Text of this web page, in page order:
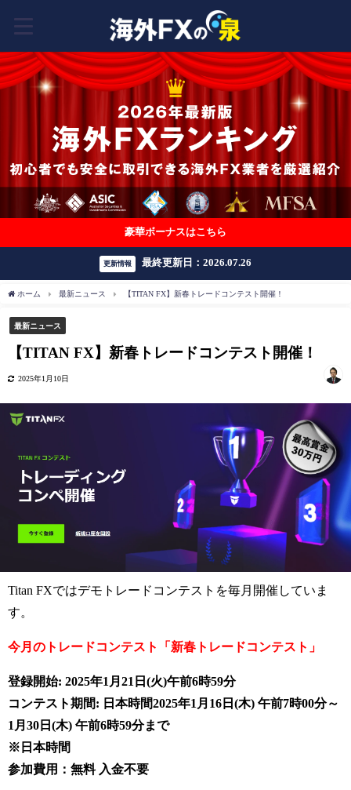
豪華ボーナスはこちら
更新情報 最終更新日：2026.07.26
ホーム 最新ニュース 【TITAN FX】新春トレードコンテスト開催！
最新ニュース
【TITAN FX】新春トレードコンテスト開催！
2025年1月10日
Titan FXではデモトレードコンテストを毎月開催していま
す。
今月のトレードコンテスト「新春トレードコンテスト」
登録開始: 2025年1 月21日(火)午前6時59分
コンテスト期間: 日本時間2025年1月16日(木) 午前7時00分～
1月30日(木) 午前6時59分まで
※日本時間
参加費用：無料 入金不要